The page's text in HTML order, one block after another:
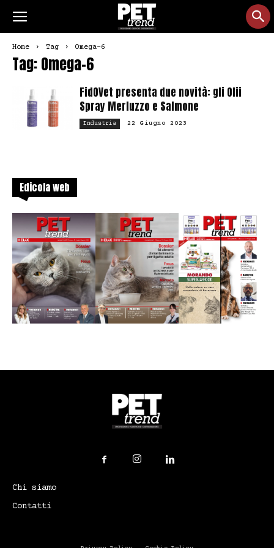
Home Tag Omega-6
Tag: Omega-6
FidOVet presenta due novità: gli Olii
Spray Merluzzo e Salmone
Industria 22 Giugno 2023
Edicola web
Chi siamo
Contatti